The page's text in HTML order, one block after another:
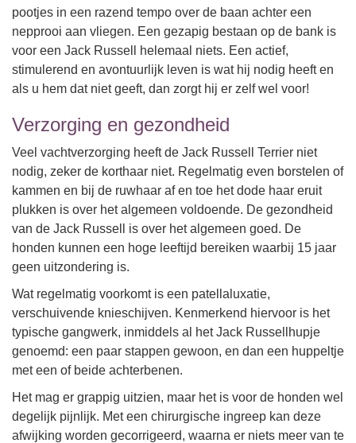
pootjes in een razend tempo over de baan achter een
nepprooi aan vliegen. Een gezapig bestaan op de bank is
voor een Jack Russell helemaal niets. Een actief,
stimulerend en avontuurlijk leven is wat hij nodig heeft en
als u hem dat niet geeft, dan zorgt hij er zelf wel voor!
Verzorging en gezondheid
Veel vachtverzorging heeft de Jack Russell Terrier niet
nodig, zeker de korthaar niet. Regelmatig even borstelen of
kammen en bij de ruwhaar af en toe het dode haar eruit
plukken is over het algemeen voldoende. De gezondheid
van de Jack Russell is over het algemeen goed. De
honden kunnen een hoge leeftijd bereiken waarbij 15 jaar
geen uitzondering is.
Wat regelmatig voorkomt is een patellaluxatie,
verschuivende knieschijven. Kenmerkend hiervoor is het
typische gangwerk, inmiddels al het Jack Russellhupje
genoemd: een paar stappen gewoon, en dan een huppeltje
met een of beide achterbenen.
Het mag er grappig uitzien, maar het is voor de honden wel
degelijk pijnlijk. Met een chirurgische ingreep kan deze
afwijking worden gecorrigeerd, waarna er niets meer van te